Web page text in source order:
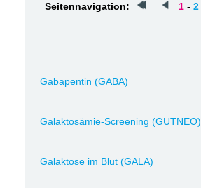
Seitennavigation: 1 - 2
Gabapentin (GABA)
Galaktosämie-Screening (GUTNEO)
Galaktose im Blut (GALA)